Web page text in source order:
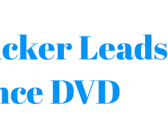
Leads
DVD